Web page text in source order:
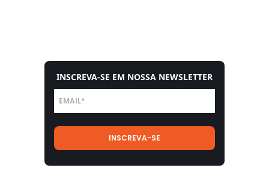
INSCREVA-SE EM NOSSA NEWSLETTER